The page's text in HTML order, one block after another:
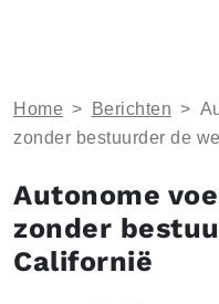
Home > Berichten >
zonder bestuurder de
Autonome
zonder
Californië